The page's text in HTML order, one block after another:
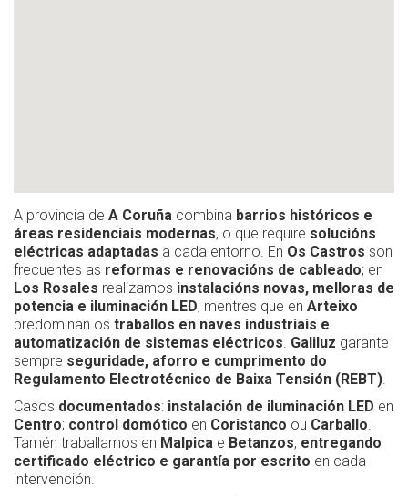
A provincia de A Coruña combina barrios históricos e
áreas residenciais modernas, o que require solucións
eléctricas adaptadas a cada entorno. En Os Castros son
frecuentes as reformas e renovacións de cableado; en
Los Rosales realizamos instalacións novas, melloras de
potencia e iluminación LED; mentres que en Arteixo
predominan os traballos en naves industriais e
automatización de sistemas eléctricos Galiluz garante
sempre seguridade, aforro e cumprimento do
Regulamento Electrotécnico de Baixa Tensión (REBT)
Casos documentados: instalación de iluminación LED en
Centro; control domótico en Coristanco ou Carballo
Tamén traballamos en Malpica e Betanzos, entregando
certificado eléctrico e garantía por escrito en cada
intervención.